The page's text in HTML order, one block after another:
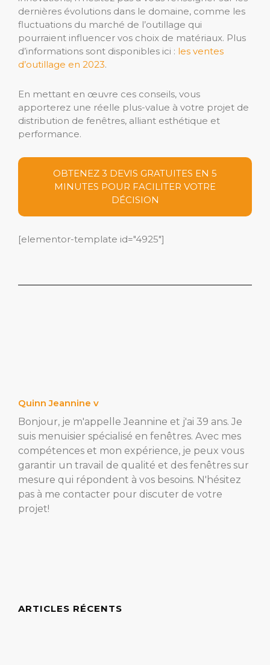
dernières évolutions dans le domaine, comme les
fluctuations du marché de l’outillage qui
pourraient influencer vos choix de matériaux. Plus
d’informations sont disponibles ici : les ventes
d’outillage en 2023.
En mettant en œuvre ces conseils, vous
apporterez une réelle plus-value à votre projet de
distribution de fenêtres, alliant esthétique et
performance.
OBTENEZ 3 DEVIS GRATUITES EN 5
MINUTES POUR FACILITER VOTRE
DÉCISION
[elementor-template id="4925"]
Quinn Jeannine v
Bonjour, je m'appelle Jeannine et j'ai 39 ans. Je
suis menuisier spécialisé en fenêtres. Avec mes
compétences et mon expérience, je peux vous
garantir un travail de qualité et des fenêtres sur
mesure qui répondent à vos besoins. N'hésitez
pas à me contacter pour discuter de votre
projet!
ARTICLES RÉCENTS